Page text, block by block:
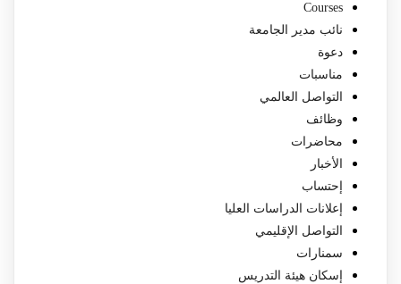
Courses
نائب مدير الجامعة
دعوة
مناسبات
التواصل العالمي
وظائف
محاضرات
الأخبار
إحتساب
إعلانات الدراسات العليا
التواصل الإقليمي
سمنارات
إسكان هيئة التدريس